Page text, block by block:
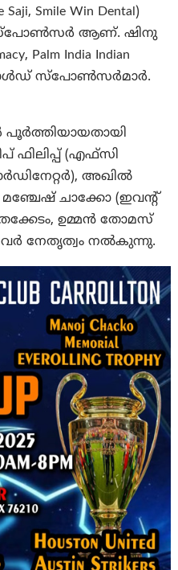
Smile Win Dental)
സ്പോൺസർ ആണ്. ഷിനു
Palm India Indian
ഗോൾഡ് സ്പോൺസർമാർ.
പൂർത്തിയായതായി
ഫിലിപ്പ് (എഫ്‌സി
അഖിൽ
മഞ്ചേഷ് ചാക്കോ (ഇവന്റ്
ഉമ്മൻ തോമസ്
നേതൃത്വം നൽകുന്നു.